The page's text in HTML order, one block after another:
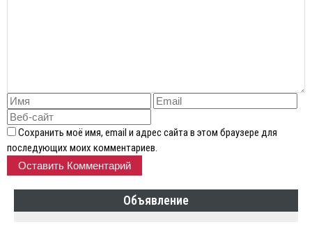
Сохранить моё имя, email и адрес сайта в этом браузере для
последующих моих комментариев.
Объявление